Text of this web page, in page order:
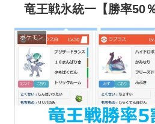
竜王戦氷統一【勝率50％
ポケモン